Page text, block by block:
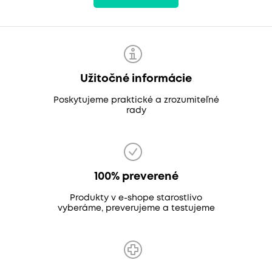
Užitočné informácie
Poskytujeme praktické a zrozumiteľné
rady
100% preverené
Produkty v e-shope starostlivo
vyberáme, preverujeme a testujeme